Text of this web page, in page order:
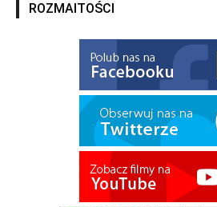
ROZMAITOŚCI